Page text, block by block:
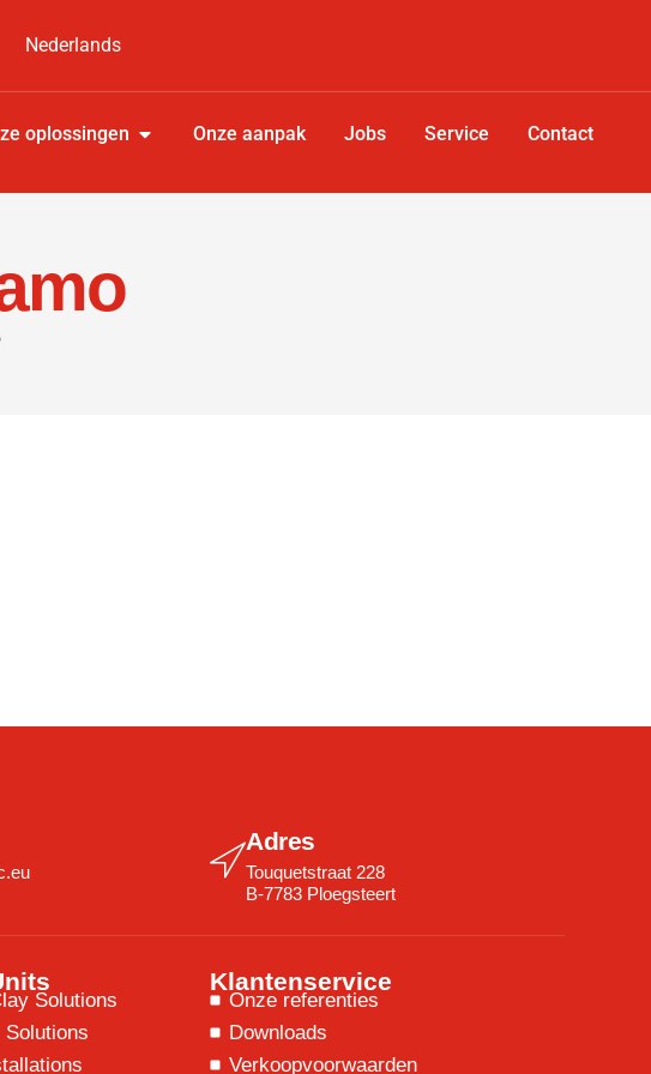
Nederlands
oplossingen Onze aanpak Jobs Service Contact
Adres
Touquetstraat 228
B-7783 Ploegsteert
Solutions
Klantenservice
Onze referenties
Downloads
Verkoopvoorwaarden